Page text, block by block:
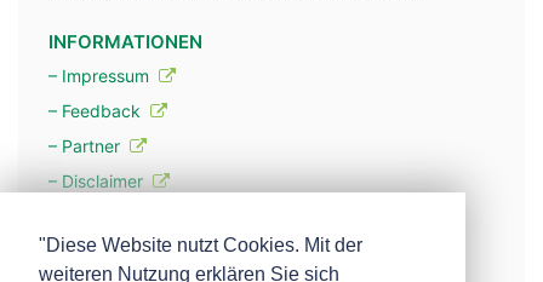
INFORMATIONEN
– Impressum
– Feedback
– Partner
– Disclaimer
– Werbung
"Diese Website nutzt Cookies. Mit der
weiteren Nutzung erklären Sie sich